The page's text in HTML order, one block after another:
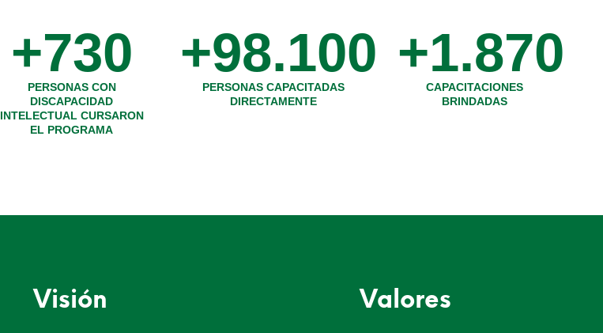
PERSONAS CON
DISCAPACIDAD
INTELECTUAL CURSARON
EL PROGRAMA
+730
PERSONAS CAPACITADAS
DIRECTAMENTE
+98.100
CAPACITACIONES
BRINDADAS
+1.870
Visión Valores